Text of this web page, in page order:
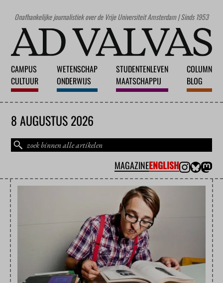
Onafhankelijke journalistiek over de Vrije Universiteit Amsterdam | Sinds 1953
CAMPUS
CULTUUR
WETENSCHAP
ONDERWIJS
STUDENTENLEVEN
MAATSCHAPPIJ
COLUMN
BLOG
8 AUGUSTUS 2026
MAGAZINEENGLISH